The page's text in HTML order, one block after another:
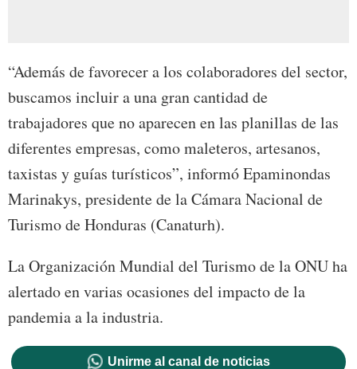
“Además de favorecer a los colaboradores del sector,
buscamos incluir a una gran cantidad de
trabajadores que no aparecen en las planillas de las
diferentes empresas, como maleteros, artesanos,
taxistas y guías turísticos”, informó Epaminondas
Marinakys, presidente de la Cámara Nacional de
Turismo de Honduras (Canaturh).
La Organización Mundial del Turismo de la ONU ha
alertado en varias ocasiones del impacto de la
pandemia a la industria.
Unirme al canal de noticias